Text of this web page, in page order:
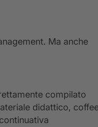
Ma anche
compilato
didattico,